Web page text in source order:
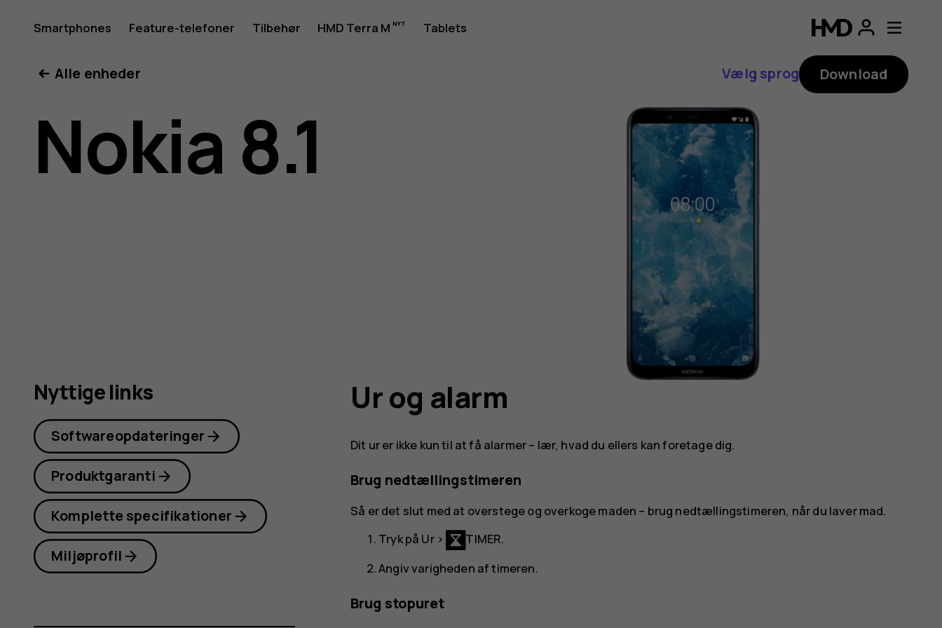
Brugervejledning
til
Nokia
Smartphones Feature-telefoner Tilbehør HMD Terra M Tablets
Alle enheder Vælg sprog Download
Nokia 8.1
Ur og alarm
Dit ur er ikke kun til at få alarmer – lær, hvad du ellers kan foretage dig.
Brug nedtællingstimeren
Så er det slut med at overstege og overkoge maden – brug nedtællingstimeren, når du laver mad.
Tryk på Ur> TIMER.
Angiv varigheden af timeren.
Brug stopuret
Nyttige links
Softwareopdateringer
Produktgaranti
Komplette specifikationer
Miljøprofil